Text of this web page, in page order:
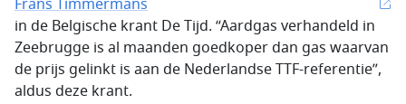
Frans Timmermans
in de Belgische krant De Tijd. “Aardgas verhandeld in
Zeebrugge is al maanden goedkoper dan gas waarvan
de prijs gelinkt is aan de Nederlandse TTF-referentie”,
aldus deze krant.